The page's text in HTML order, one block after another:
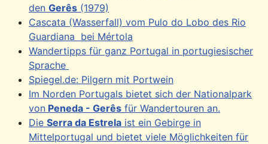
den Gerês (1979)
Cascata (Wasserfall) vom Pulo do Lobo des Rio
Guardiana bei Mértola
Wandertipps für ganz Portugal in portugiesischer
Sprache
Spiegel.de: Pilgern mit Portwein
Im Norden Portugals bietet sich der Nationalpark
von Peneda - Gerês für Wandertouren an.
Die Serra da Estrela ist ein Gebirge in
Mittelportugal und bietet viele Möglichkeiten für